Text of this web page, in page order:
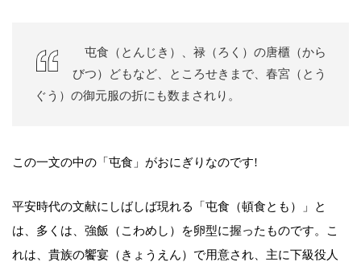
屯食（とんじき）、禄（ろく）の唐櫃（から
びつ）どもなど、ところせきまで、春宮（とう
ぐう）の御元服の折にも数まされり。
この一文の中の「屯食」がおにぎりなのです!
平安時代の文献にしばしば現れる「屯食（頓食とも）」と
は、多くは、強飯（こわめし）を卵型に握ったものです。こ
れは、貴族の饗宴（きょうえん）で用意され、主に下級役人